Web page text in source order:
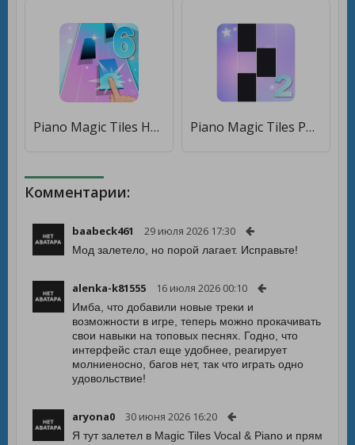
Piano Magic Tiles Hot song - Free Piano Game [Бесплатные покупки] Piano Magic Tiles Pop Music 2 [Мод меню]
Комментарии:
baabeck461 29 июля 2026 17:30
Мод залетело, но порой лагает. Исправьте!
alenka-k81555 16 июля 2026 00:10
Имба, что добавили новые треки и
возможности в игре, теперь можно прокачивать
свои навыки на топовых песнях. Годно, что
интерфейс стал еще удобнее, реагирует
молниеносно, багов нет, так что играть одно
удовольствие!
aryona0 30 июня 2026 16:20
Я тут залетел в Magic Tiles Vocal & Piano и прям